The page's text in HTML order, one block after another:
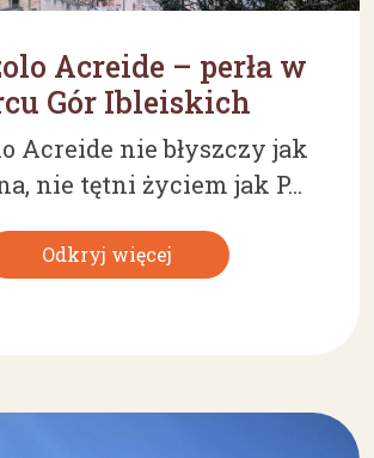
Acreide – perła w
Gór Ibleiskich
Acreide nie błyszczy jak
nie tętni życiem jak P...
Odkryj więcej